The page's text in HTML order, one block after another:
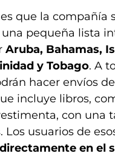
que la compañía
pequeña lista
Aruba, Bahamas,
y Tobago. A
hacer envíos
incluye libros,
con una
Los usuarios de
en el